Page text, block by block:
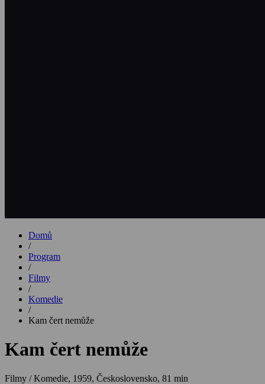
Domů
/
Program
/
Filmy
/
Komedie
/
Kam čert nemůže
Kam čert nemůže
Filmy / Komedie, 1959, Československo, 81 min